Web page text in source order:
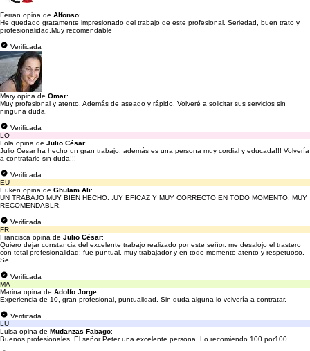
Ferran opina de Alfonso:
He quedado gratamente impresionado del trabajo de este profesional. Seriedad, buen trato y
profesionalidad.Muy recomendable
Verificada
Mary opina de Omar:
Muy profesional y atento. Además de aseado y rápido. Volveré a solicitar sus servicios sin
ninguna duda.
Verificada
LO
Lola opina de Julio César:
Julio Cesar ha hecho un gran trabajo, además es una persona muy cordial y educada!!! Volvería
a contratarlo sin duda!!!
Verificada
EU
Euken opina de Ghulam Ali:
UN TRABAJO MUY BIEN HECHO. .UY EFICAZ Y MUY CORRECTO EN TODO MOMENTO. MUY
RECOMENDABLR.
Verificada
FR
Francisca opina de Julio César:
Quiero dejar constancia del excelente trabajo realizado por este señor. me desalojo el trastero
con total profesionalidad: fue puntual, muy trabajador y en todo momento atento y respetuoso.
Se...
Verificada
MA
Marina opina de Adolfo Jorge:
Experiencia de 10, gran profesional, puntualidad. Sin duda alguna lo volvería a contratar.
Verificada
LU
Luisa opina de Mudanzas Fabago:
Buenos profesionales. El señor Peter una excelente persona. Lo recomiendo 100 por100.